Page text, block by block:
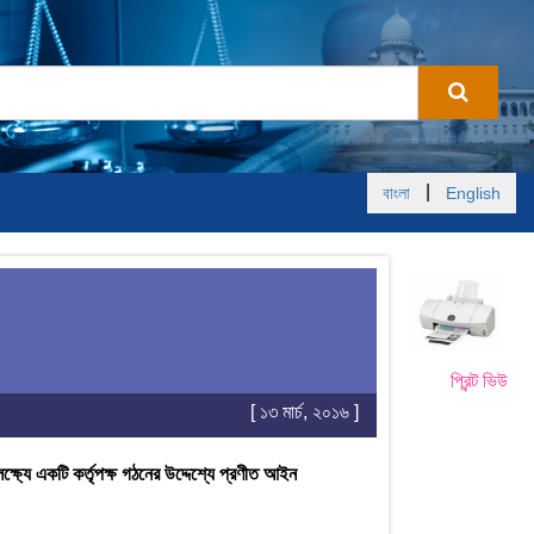
বাংলা English
প্রিন্ট ভিউ
[ ১৩ মার্চ, ২০১৬ ]
একটি কর্তৃপক্ষ গঠনের উদ্দেশ্যে প্রণীত আইন